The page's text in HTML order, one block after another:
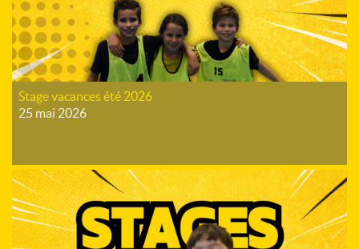
Stage vacances été 2026
25 mai 2026